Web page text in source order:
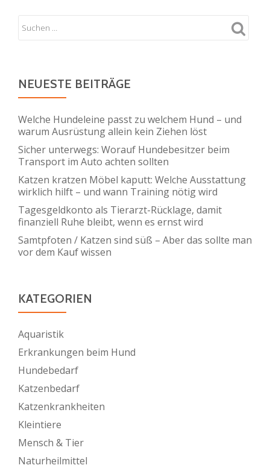
für
NEUESTE BEITRÄGE
Welche Hundeleine passt zu welchem Hund – und
warum Ausrüstung allein kein Ziehen löst
Sicher unterwegs: Worauf Hundebesitzer beim
Transport im Auto achten sollten
Katzen kratzen Möbel kaputt: Welche Ausstattung
wirklich hilft – und wann Training nötig wird
Tagesgeldkonto als Tierarzt-Rücklage, damit
finanziell Ruhe bleibt, wenn es ernst wird
Samtpfoten / Katzen sind süß – Aber das sollte man
vor dem Kauf wissen
KATEGORIEN
Aquaristik
Erkrankungen beim Hund
Hundebedarf
Katzenbedarf
Katzenkrankheiten
Kleintiere
Mensch & Tier
Naturheilmittel